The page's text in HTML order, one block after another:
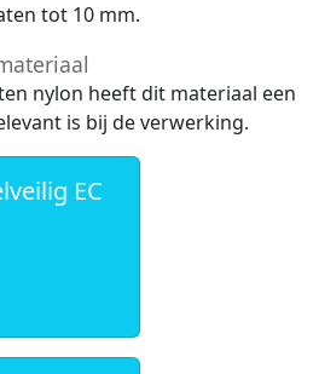
tot 10 mm.
nylon heeft dit materiaal een
is bij de verwerking.
EC